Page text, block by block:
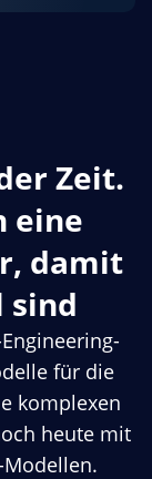
Zeit.
eine
damit
sind
für die
komplexen
heute mit